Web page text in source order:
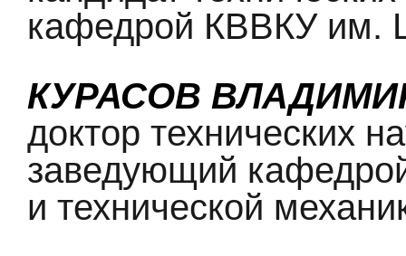
кафедрой КВВКУ им.
КУРАСОВ
доктор технических
заведующий
и технической